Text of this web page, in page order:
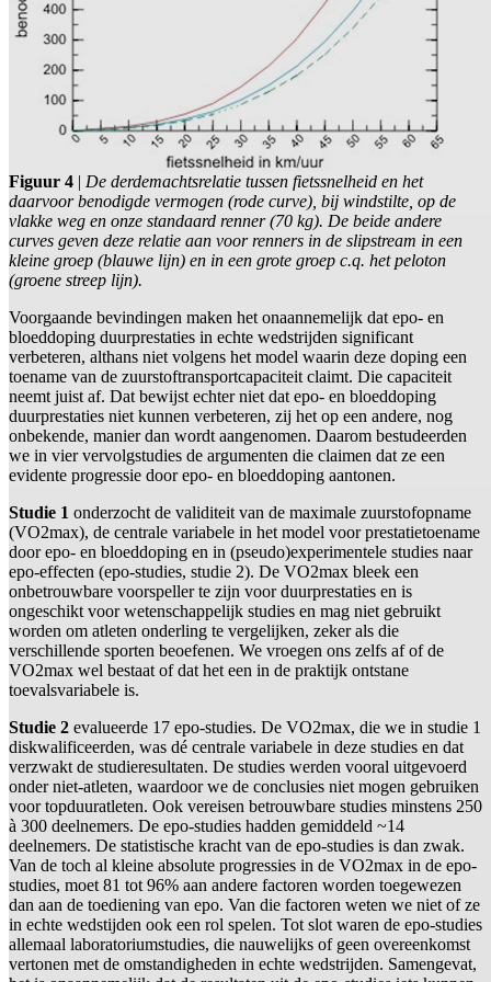
Figuur 4 | De derdemachtsrelatie tussen fietssnelheid en het
daarvoor benodigde vermogen (rode curve), bij windstilte, op de
vlakke weg en onze standaard renner (70 kg). De beide andere
curves geven deze relatie aan voor renners in de slipstream in een
kleine groep (blauwe lijn) en in een grote groep c.q. het peloton
(groene streep lijn).
Voorgaande bevindingen maken het onaannemelijk dat epo- en
bloeddoping duurprestaties in echte wedstrijden significant
verbeteren, althans niet volgens het model waarin deze doping een
toename van de zuurstoftransportcapaciteit claimt. Die capaciteit
neemt juist af. Dat bewijst echter niet dat epo- en bloeddoping
duurprestaties niet kunnen verbeteren, zij het op een andere, nog
onbekende, manier dan wordt aangenomen. Daarom bestudeerden
we in vier vervolgstudies de argumenten die claimen dat ze een
evidente progressie door epo- en bloeddoping aantonen.
Studie 1 onderzocht de validiteit van de maximale zuurstofopname
(VO2max), de centrale variabele in het model voor prestatietoename
door epo- en bloeddoping en in (pseudo)experimentele studies naar
epo-effecten (epo-studies, studie 2). De VO2max bleek een
onbetrouwbare voorspeller te zijn voor duurprestaties en is
ongeschikt voor wetenschappelijk studies en mag niet gebruikt
worden om atleten onderling te vergelijken, zeker als die
verschillende sporten beoefenen. We vroegen ons zelfs af of de
VO2max wel bestaat of dat het een in de praktijk ontstane
toevalsvariabele is.
Studie 2 evalueerde 17 epo-studies. De VO2max, die we in studie 1
diskwalificeerden, was dé centrale variabele in deze studies en dat
verzwakt de studieresultaten. De studies werden vooral uitgevoerd
onder niet-atleten, waardoor we de conclusies niet mogen gebruiken
voor topduuratleten. Ook vereisen betrouwbare studies minstens 250
à 300 deelnemers. De epo-studies hadden gemiddeld ~14
deelnemers. De statistische kracht van de epo-studies is dan zwak.
Van de toch al kleine absolute progressies in de VO2max in de epo-
studies, moet 81 tot 96% aan andere factoren worden toegewezen
dan aan de toediening van epo. Van die factoren weten we niet of ze
in echte wedstijden ook een rol spelen. Tot slot waren de epo-studies
allemaal laboratoriumstudies, die nauwelijks of geen overeenkomst
vertonen met de omstandigheden in echte wedstrijden. Samengevat,